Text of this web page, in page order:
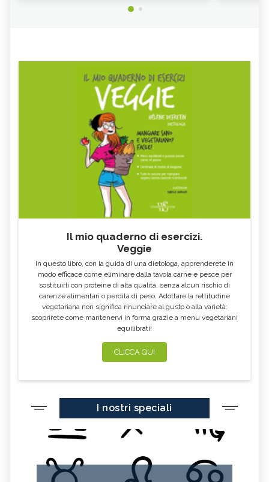
Il mio quaderno di esercizi.
Veggie
In questo libro, con la guida di una dietologa, apprenderete in
modo efficace come eliminare dalla tavola carne e pesce per
sostituirli con proteine di alta qualità, senza alcun rischio di
carenze alimentari o perdita di peso. Adottare la rettitudine
vegetariana non significa rinunciare al gusto o alla varietà:
scoprirete come mantenervi in forma grazie a menu vegetariani
equilibrati!
CLICCA QUI
I nostri speciali